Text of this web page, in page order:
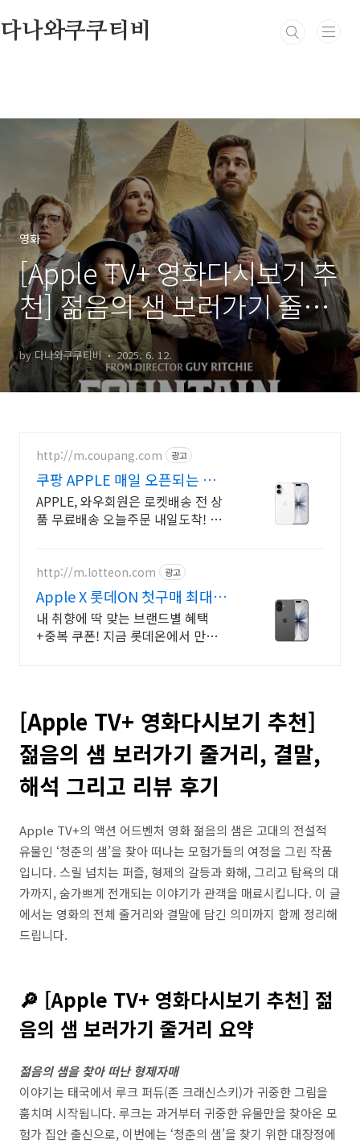
다나와쿠쿠티비
영화
[Apple TV+ 영화다시보기 추
천] 젊음의 샘 보러가기 줄거
리, 결말, 해석 그리고 리뷰 후
기
by 다나와쿠쿠티비 2025. 6. 12.
http://m.coupang.com 광고
쿠팡 APPLE 매일 오픈되는 와
우회원 특가
APPLE, 와우회원은 로켓배송 전 상
품 무료배송 오늘주문 내일도착! 꼭
http://m.lotteon.com 광고
Apple X 롯데ON 첫구매 최대 5
천원 혜택!
내 취향에 딱 맞는 브랜드별 혜택
+중복 쿠폰! 지금 롯데온에서 만나
[Apple TV+ 영화다시보기 추천]
젊음의 샘 보러가기 줄거리, 결말,
해석 그리고 리뷰 후기
Apple TV+의 액션 어드벤처 영화 젊음의 샘은 고대의 전설적
유물인 ‘청춘의 샘’을 찾아 떠나는 모험가들의 여정을 그린 작품
입니다. 스릴 넘치는 퍼즐, 형제의 갈등과 화해, 그리고 탐욕의 대
가까지, 숨가쁘게 전개되는 이야기가 관객을 매료시킵니다. 이 글
에서는 영화의 전체 줄거리와 결말에 담긴 의미까지 함께 정리해
드립니다.
🔎 [Apple TV+ 영화다시보기 추천] 젊
음의 샘 보러가기 줄거리 요약
젊음의 샘을 찾아 떠난 형제자매
이야기는 태국에서 루크 퍼듀(존 크래신스키)가 귀중한 그림을
훔치며 시작됩니다. 루크는 과거부터 귀중한 유물만을 찾아온 모
험가 집안 출신으로, 이번에는 ‘청춘의 샘’을 찾기 위한 대장정에